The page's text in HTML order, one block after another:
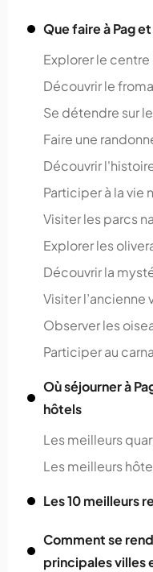
Que faire à Pag
Explorer le
Découvrir le
Se détendre sur
Faire une
Découvrir
Participer à la vie
Visiter les parcs
Explorer les
Découvrir la
Visiter l’ancienne
Observer les
Participer au
Où séjourner à
hôtels
Les meilleurs
Les meilleurs
Les 10 meilleurs
Comment se
principales villes